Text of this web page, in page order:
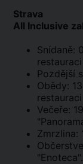
Strava
All Inclusive
Snídaně:
Pozdější
Obědy:
Večeře:
Zmrzlina:
"Enoteca".